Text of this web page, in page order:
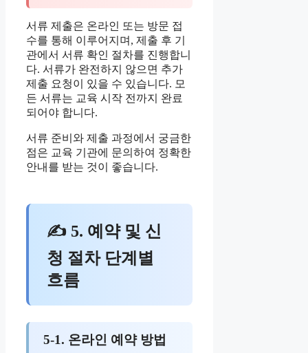
서류 제출은 온라인 또는 방문 접
수를 통해 이루어지며, 제출 후 기
관에서 서류 확인 절차를 진행합니
다. 서류가 완전하지 않으면 추가
제출 요청이 있을 수 있습니다. 모
든 서류는 교육 시작 전까지 완료
되어야 합니다.
서류 준비와 제출 과정에서 궁금한
점은 교육 기관에 문의하여 정확한
안내를 받는 것이 좋습니다.
✍ 5. 예약 및 신
청 절차 단계별
흐름
5-1. 온라인 예약 방법